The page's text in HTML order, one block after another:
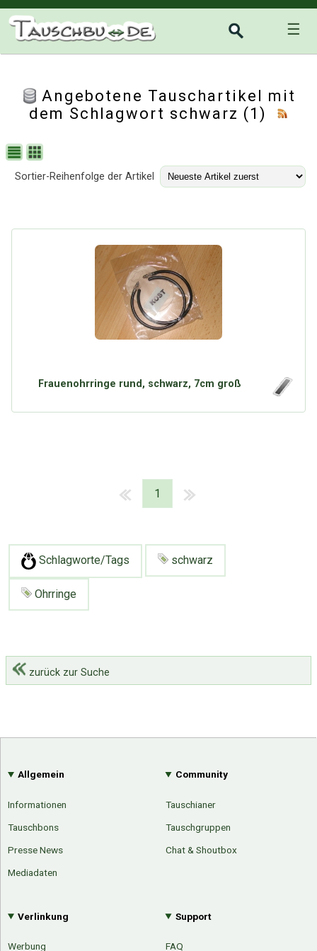
☰
Angebotene Tauschartikel mit
dem Schlagwort schwarz (1)
Sortier-Reihenfolge der Artikel
Frauenohrringe rund, schwarz, 7cm groß
1
Schlagworte/Tags schwarz
Ohrringe
zurück zur Suche
Allgemein
Informationen
Tauschbons
Presse News
Mediadaten
Community
Tauschianer
Tauschgruppen
Chat & Shoutbox
Verlinkung
Werbung
Support
FAQ